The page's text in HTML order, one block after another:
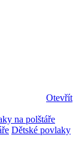
Otevřít
na polštáře
Dětské povlaky